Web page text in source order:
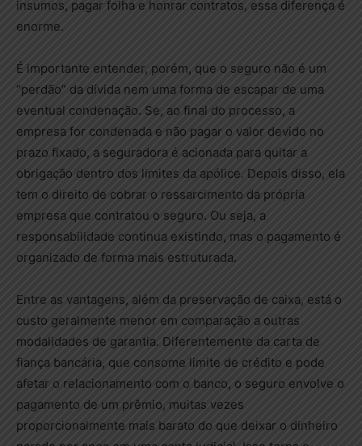
insumos, pagar folha e honrar contratos, essa diferença é
enorme.
É importante entender, porém, que o seguro não é um
“perdão” da dívida nem uma forma de escapar de uma
eventual condenação. Se, ao final do processo, a
empresa for condenada e não pagar o valor devido no
prazo fixado, a seguradora é acionada para quitar a
obrigação dentro dos limites da apólice. Depois disso, ela
tem o direito de cobrar o ressarcimento da própria
empresa que contratou o seguro. Ou seja, a
responsabilidade continua existindo, mas o pagamento é
organizado de forma mais estruturada.
Entre as vantagens, além da preservação de caixa, está o
custo geralmente menor em comparação a outras
modalidades de garantia. Diferentemente da carta de
fiança bancária, que consome limite de crédito e pode
afetar o relacionamento com o banco, o seguro envolve o
pagamento de um prêmio, muitas vezes
proporcionalmente mais barato do que deixar o dinheiro